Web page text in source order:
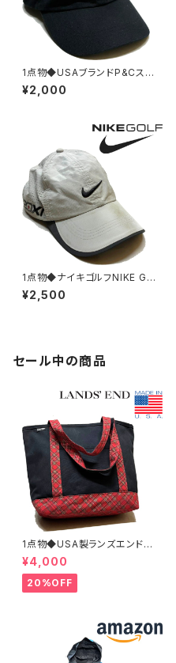
1点物◆USAブランドP&Cスカ
ル刺繍ロゴ帽子/黒ベースボー
ルキャップ古着メンズレディース
¥2,000
1点物◆ナイキゴルフNIKE GOL
Fベージュ帽子ベースボールキ
ャップ古着メンズレディースOK
¥2,500
セール中の商品
1点物◆USA製ランズエンド黒ト
ートバッグ鞄カバン古着メンズレ
ディースOKアメカジ90sストリ
ート/スポーツUSAブランド中古
エコバッグ348659
¥4,000
20%OFF